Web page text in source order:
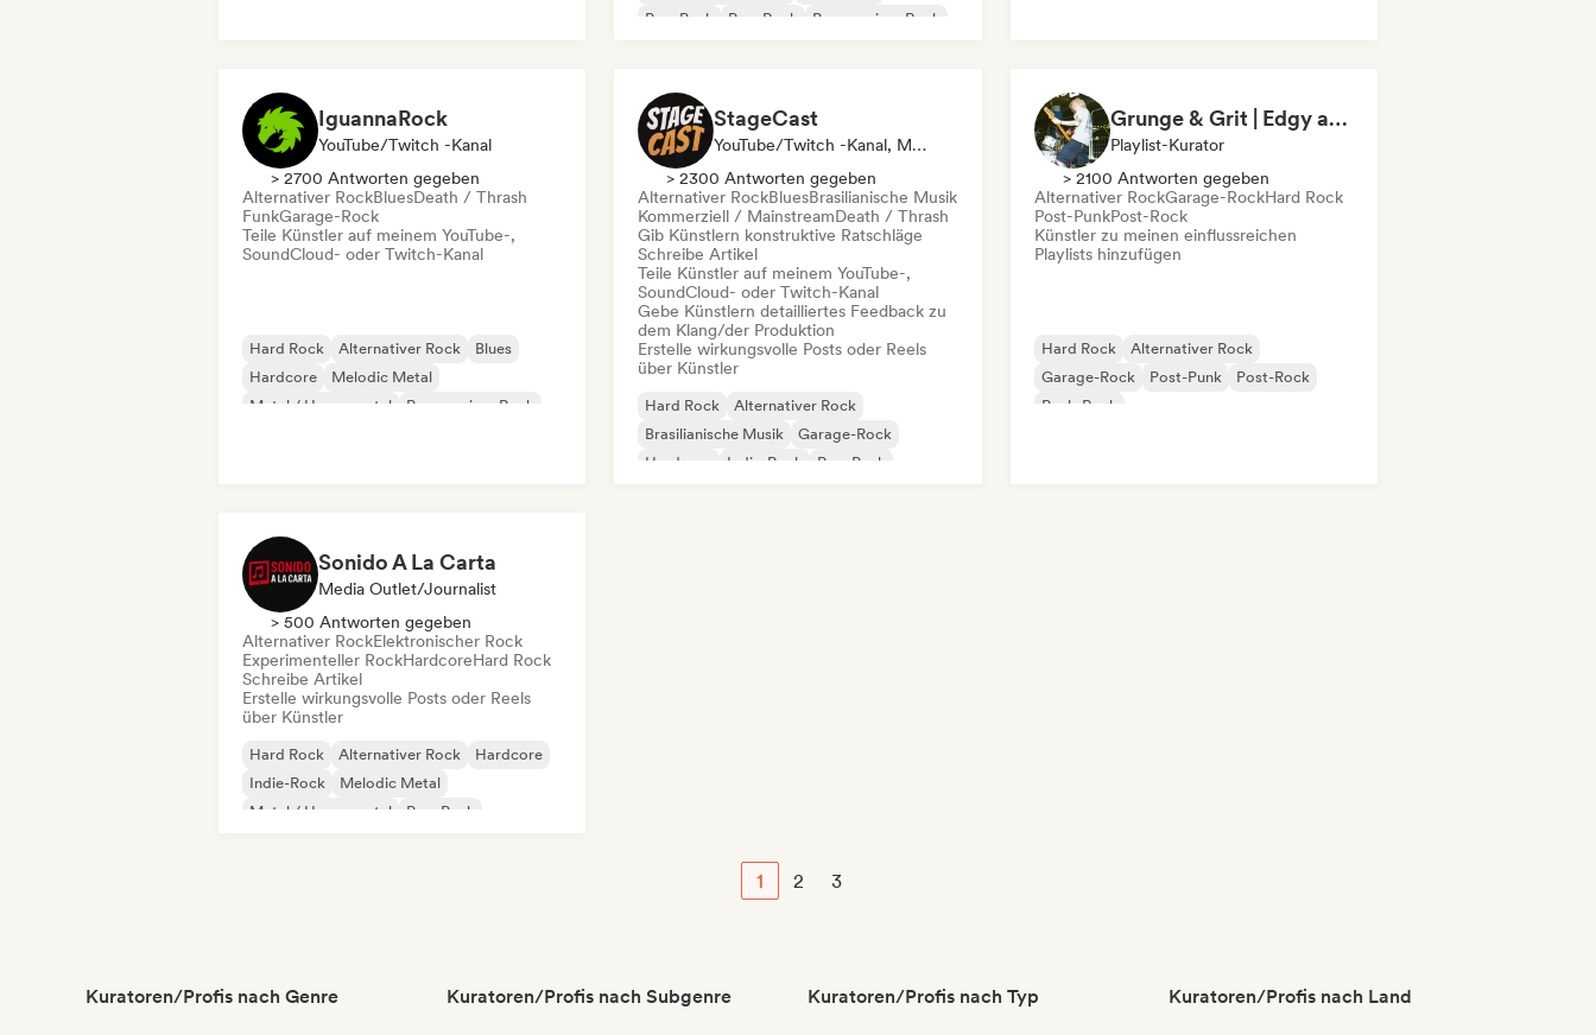
Pop-Punk
Pop-Rock Progressiver Rock
IguannaRock
YouTube/Twitch -Kanal
> 2700 Antworten gegeben
Alternativer RockBluesDeath / Thrash
FunkGarage-Rock
Teile Künstler auf meinem YouTube-,
SoundCloud- oder Twitch-Kanal
Hard Rock Alternativer Rock
Blues
Hardcore
Melodic Metal
Metal / Heavy metal
Progressiver Rock
StageCast
YouTube/Twitch -Kanal, Media Outlet/Journalist, Mentorin, Social Media Influencer, Sound Experte
> 2300 Antworten gegeben
Alternativer RockBluesBrasilianische Musik
Kommerziell / MainstreamDeath / Thrash
Gib Künstlern konstruktive Ratschläge
Schreibe Artikel
Teile Künstler auf meinem YouTube-,
SoundCloud- oder Twitch-Kanal
Gebe Künstlern detailliertes Feedback zu
dem Klang/der Produktion
Erstelle wirkungsvolle Posts oder Reels
über Künstler
Hard Rock
Alternativer Rock
Brasilianische Musik
Garage-Rock
Hardcore
Indie-Rock
Pop-Punk
Grunge & Grit | Edgy and Raw Rock Tracks
Playlist-Kurator
> 2100 Antworten gegeben
Alternativer RockGarage-RockHard Rock
Post-PunkPost-Rock
Künstler zu meinen einflussreichen
Playlists hinzufügen
Hard Rock
Alternativer Rock
Garage-Rock
Post-Punk
Post-Rock
Punk-Rock
Sonido A La Carta
Media Outlet/Journalist
> 500 Antworten gegeben
Alternativer RockElektronischer Rock
Experimenteller RockHardcoreHard Rock
Schreibe Artikel
Erstelle wirkungsvolle Posts oder Reels
über Künstler
Hard Rock Alternativer Rock
Hardcore
Indie-Rock
Melodic Metal
Metal / Heavy metal
Pop-Punk
1 2 3
Kuratoren/Profis nach Genre Kuratoren/Profis nach Subgenre Kuratoren/Profis nach Typ Kuratoren/Profis nach Land